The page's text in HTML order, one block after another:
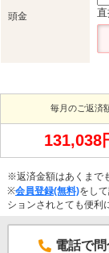
頭金
毎月のご返済
131,038
※返済金額はあくまで
※会員登録(無料)をし
ションされとても便利
電話で